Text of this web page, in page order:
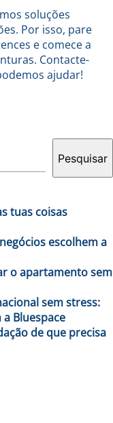
soluções
Por isso, pare
e comece a
Contacte-
ajudar!
Pesquisar
tuas coisas
escolhem a
o apartamento sem
sem stress:
Bluespace
de que precisa